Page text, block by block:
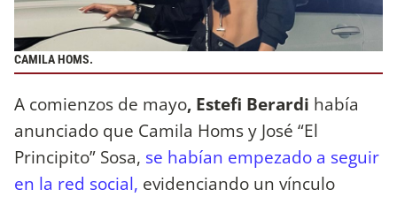
CAMILA HOMS.
A comienzos de mayo, Estefi Berardi había
anunciado que Camila Homs y José “El
Principito” Sosa, se habían empezado a seguir
en la red social, evidenciando un vínculo